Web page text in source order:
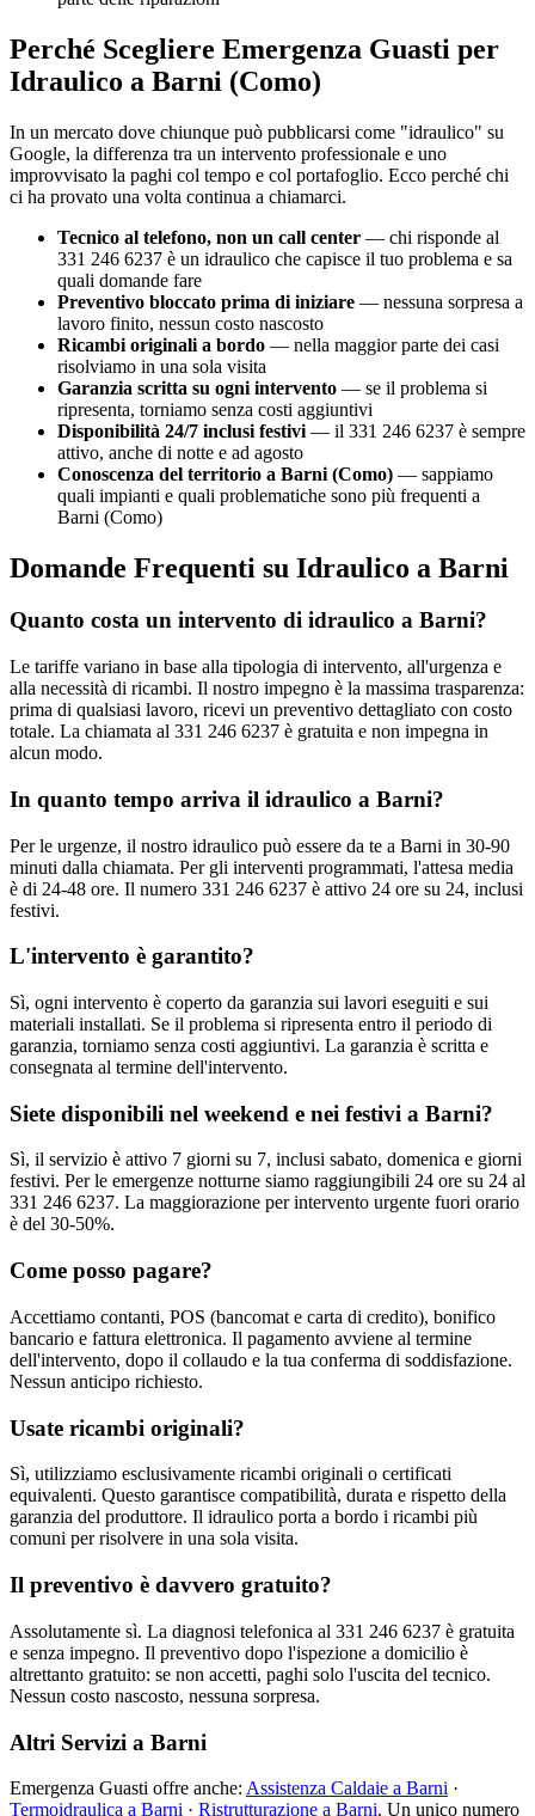
Perché Scegliere Emergenza Guasti per
Idraulico a Barni (Como)
In un mercato dove chiunque può pubblicarsi come "idraulico" su
Google, la differenza tra un intervento professionale e uno
improvvisato la paghi col tempo e col portafoglio. Ecco perché chi
ci ha provato una volta continua a chiamarci.
Tecnico al telefono, non un call center — chi risponde al
331 246 6237 è un idraulico che capisce il tuo problema e sa
quali domande fare
Preventivo bloccato prima di iniziare — nessuna sorpresa a
lavoro finito, nessun costo nascosto
Ricambi originali a bordo — nella maggior parte dei casi
risolviamo in una sola visita
Garanzia scritta su ogni intervento — se il problema si
ripresenta, torniamo senza costi aggiuntivi
Disponibilità 24/7 inclusi festivi — il 331 246 6237 è sempre
attivo, anche di notte e ad agosto
Conoscenza del territorio a Barni (Como) — sappiamo
quali impianti e quali problematiche sono più frequenti a
Barni (Como)
Domande Frequenti su Idraulico a Barni
Quanto costa un intervento di idraulico a Barni?
Le tariffe variano in base alla tipologia di intervento, all'urgenza e
alla necessità di ricambi. Il nostro impegno è la massima trasparenza:
prima di qualsiasi lavoro, ricevi un preventivo dettagliato con costo
totale. La chiamata al 331 246 6237 è gratuita e non impegna in
alcun modo.
In quanto tempo arriva il idraulico a Barni?
Per le urgenze, il nostro idraulico può essere da te a Barni in 30-90
minuti dalla chiamata. Per gli interventi programmati, l'attesa media
è di 24-48 ore. Il numero 331 246 6237 è attivo 24 ore su 24, inclusi
festivi.
L'intervento è garantito?
Sì, ogni intervento è coperto da garanzia sui lavori eseguiti e sui
materiali installati. Se il problema si ripresenta entro il periodo di
garanzia, torniamo senza costi aggiuntivi. La garanzia è scritta e
consegnata al termine dell'intervento.
Siete disponibili nel weekend e nei festivi a Barni?
Sì, il servizio è attivo 7 giorni su 7, inclusi sabato, domenica e giorni
festivi. Per le emergenze notturne siamo raggiungibili 24 ore su 24 al
331 246 6237. La maggiorazione per intervento urgente fuori orario
è del 30-50%.
Come posso pagare?
Accettiamo contanti, POS (bancomat e carta di credito), bonifico
bancario e fattura elettronica. Il pagamento avviene al termine
dell'intervento, dopo il collaudo e la tua conferma di soddisfazione.
Nessun anticipo richiesto.
Usate ricambi originali?
Sì, utilizziamo esclusivamente ricambi originali o certificati
equivalenti. Questo garantisce compatibilità, durata e rispetto della
garanzia del produttore. Il idraulico porta a bordo i ricambi più
comuni per risolvere in una sola visita.
Il preventivo è davvero gratuito?
Assolutamente sì. La diagnosi telefonica al 331 246 6237 è gratuita
e senza impegno. Il preventivo dopo l'ispezione a domicilio è
altrettanto gratuito: se non accetti, paghi solo l'uscita del tecnico.
Nessun costo nascosto, nessuna sorpresa.
Altri Servizi a Barni
Emergenza Guasti offre anche: Assistenza Caldaie a Barni ·
Termoidraulica a Barni · Ristrutturazione a Barni. Un unico numero